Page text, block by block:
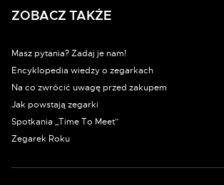
ZOBACZ TAKŻE
Masz pytania? Zadaj je nam!
Encyklopedia wiedzy o zegarkach
Na co zwrócić uwagę przed zakupem
Jak powstają zegarki
Spotkania „Time To Meet”
Zegarek Roku